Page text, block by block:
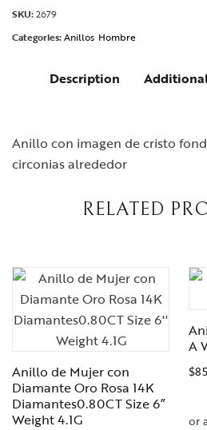
SKU:2679
Categories:Anillos Hombre
Description
Anillo con imagen de cristo
circonias alrededor
RELATED
Anillo de Mujer con
Diamante Oro Rosa 14K
Diamantes0.80CT Size 6”
Weight 4.1G
A
$